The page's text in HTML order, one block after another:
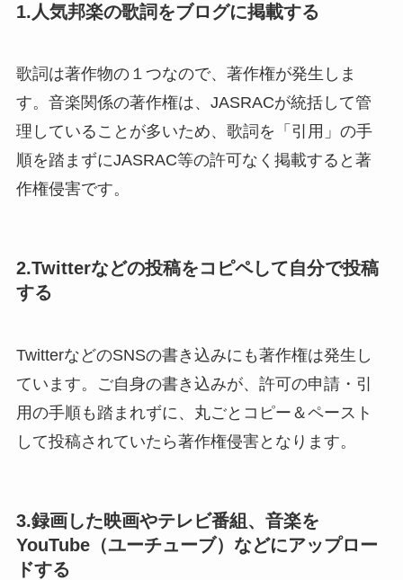
1.人気邦楽の歌詞をブログに掲載する
歌詞は著作物の１つなので、著作権が発生しま
す。音楽関係の著作権は、JASRACが統括して管
理していることが多いため、歌詞を「引用」の手
順を踏まずにJASRAC等の許可なく掲載すると著
作権侵害です。
2.Twitterなどの投稿をコピペして自分で投稿
する
TwitterなどのSNSの書き込みにも著作権は発生し
ています。ご自身の書き込みが、許可の申請・引
用の手順も踏まれずに、丸ごとコピー＆ペースト
して投稿されていたら著作権侵害となります。
3.録画した映画やテレビ番組、音楽を
YouTube（ユーチューブ）などにアップロー
ドする